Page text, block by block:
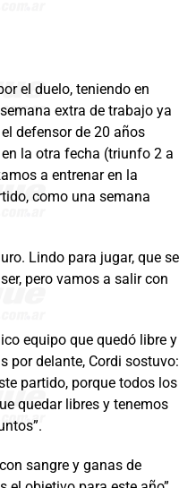
el duelo, teniendo en
extra de trabajo ya
defensor de 20 años
la otra fecha (triunfo 2 a
a entrenar en la
como una semana
Lindo para jugar, que se
pero vamos a salir con
equipo que quedó libre y
por delante, Cordi sostuvo:
partido, porque todos los
quedar libres y tenemos
sangre y ganas de